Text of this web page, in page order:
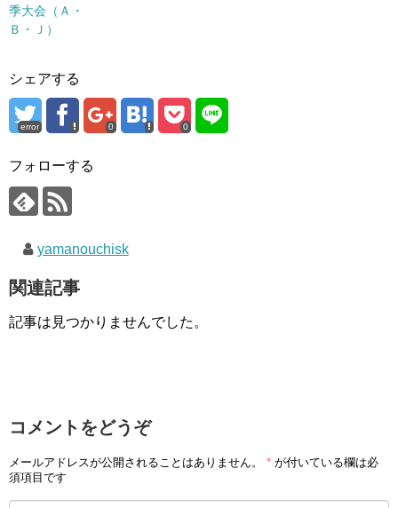
季大会（Ａ・
Ｂ・Ｊ）
シェアする
error 0 0
フォローする
yamanouchisk
関連記事
記事は見つかりませんでした。
コメントをどうぞ
メールアドレスが公開されることはありません。 * が付いている欄は必
須項目です